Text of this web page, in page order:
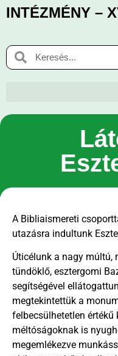
INTÉZMÉNY –
A Bibliaismereti
utazásra indultunk
Úticélunk a nagy múltú,
tündöklő, esztergomi
segítségével
megtekintettük a
felbecsülhetetlen értékű
méltóságoknak is
megemlékezve